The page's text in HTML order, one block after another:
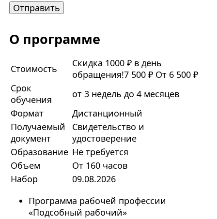
О программе
Стоимость
Скидка 1000 ₽ в день
обращения!7 500 ₽ От 6 500 ₽
Срок
обучения
от 3 недель до 4 месяцев
Формат
Дистанционный
Получаемый
документ
Свидетельство и
удостоверение
Образование Не требуется
Объем
От 160 часов
Набор
09.08.2026
Программа рабочей профессии
«Подсобный рабочий»